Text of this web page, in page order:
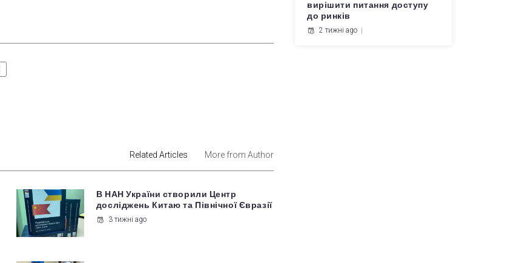
Related Articles More from Author
В НАН України створили Центр
досліджень Китаю та Північної Євразії
3 тижні ago
вирішити питання доступу
до ринків
2 тижні ago